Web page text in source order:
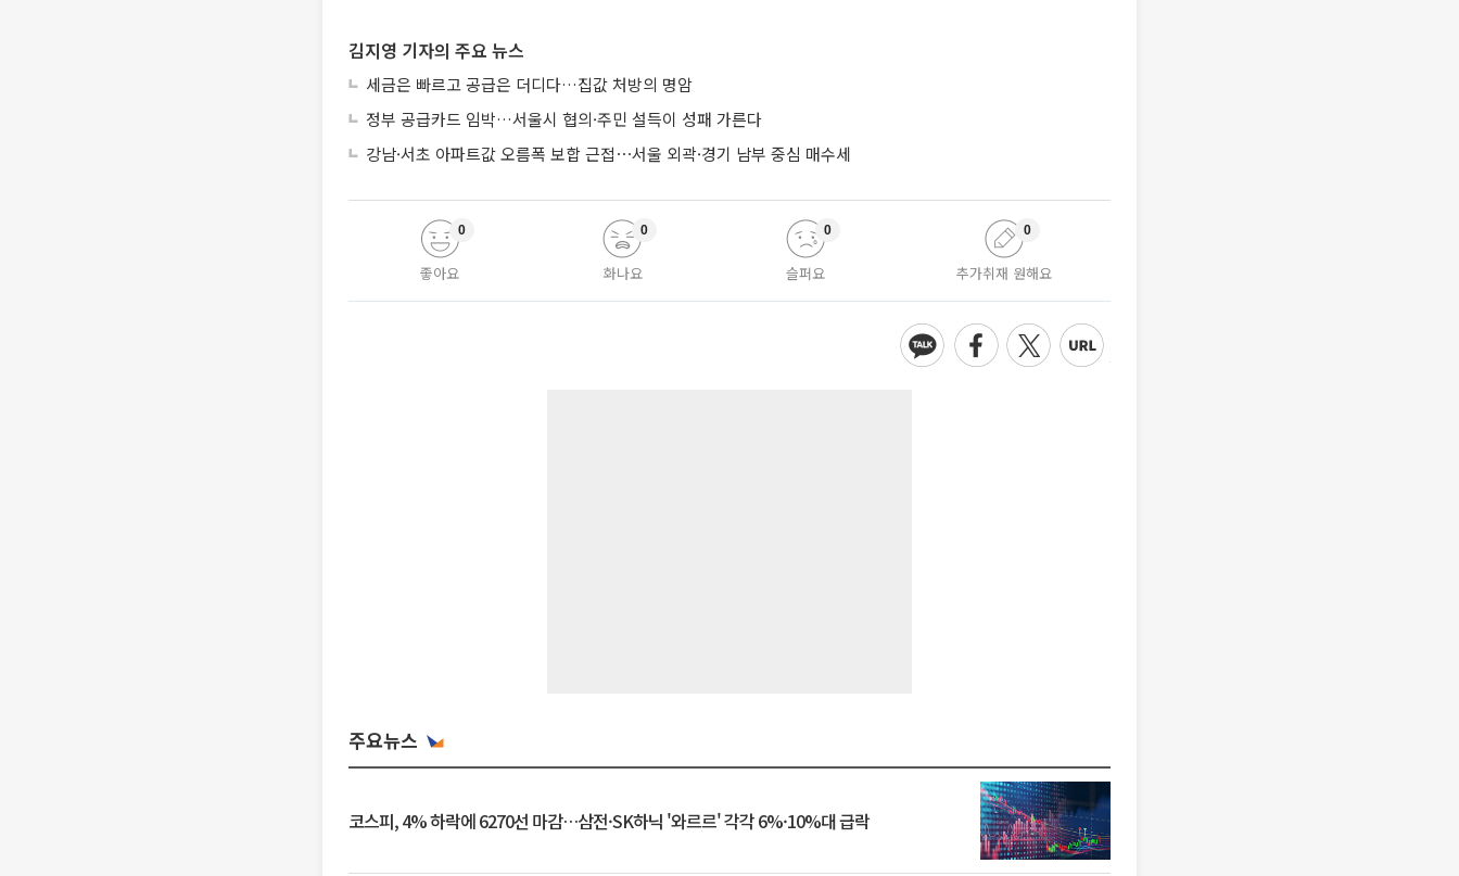
김지영 기자의 주요 뉴스
세금은 빠르고 공급은 더디다…집값 처방의 명암
정부 공급카드 임박…서울시 협의·주민 설득이 성패 가른다
강남·서초 아파트값 오름폭 보합 근접⋯서울 외곽·경기 남부 중심 매수세
좋아요
0
화나요
0
슬퍼요
0
추가취재 원해요
0
주요뉴스
코스피, 4% 하락에 6270선 마감…삼전·SK하닉 '와르르' 각각 6%·10%대 급락